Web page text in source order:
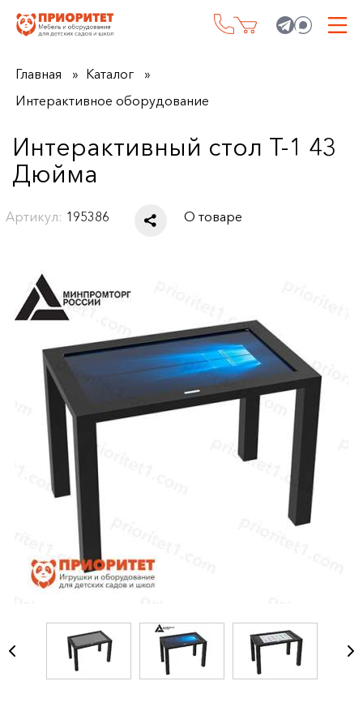
Главная
Каталог
Интерактивное оборудование
Интерактивный стол Т-1 43
Дюйма
Артикул: 195386 О товаре